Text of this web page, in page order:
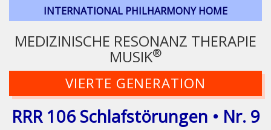
INTERNATIONAL PHILHARMONY HOME
MEDIZINISCHE RESONANZ THERAPIE
MUSIK®
VIERTE GENERATION
RRR 106 Schlafstörungen • Nr. 9